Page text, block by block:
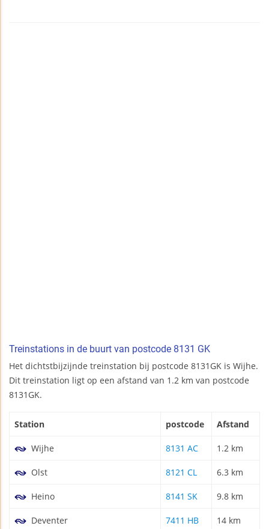
Treinstations in de buurt van postcode 8131 GK
Het dichtstbijzijnde treinstation bij postcode 8131GK is Wijhe.
Dit treinstation ligt op een afstand van 1.2 km van postcode
8131GK.
Station postcode Afstand
Wijhe 8131 AC 1.2 km
Olst 8121 CL 6.3 km
Heino 8141 SK 9.8 km
Deventer 7411 HB 14 km